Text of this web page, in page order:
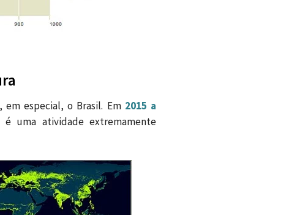
especial, o Brasil. Em2015 a
é uma atividade extremamente